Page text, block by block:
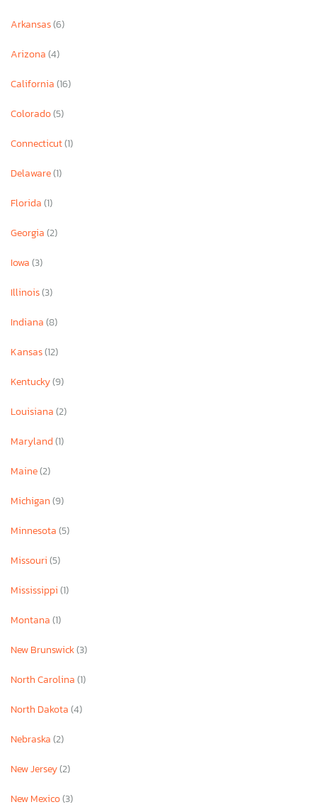
Arkansas(6)
Arizona(4)
California(16)
Colorado(5)
Connecticut(1)
Delaware(1)
Florida(1)
Georgia(2)
Iowa(3)
Illinois(3)
Indiana(8)
Kansas(12)
Kentucky(9)
Louisiana(2)
Maryland(1)
Maine(2)
Michigan(9)
Minnesota(5)
Missouri(5)
Mississippi(1)
Montana(1)
New Brunswick(3)
North Carolina(1)
North Dakota(4)
Nebraska(2)
New Jersey(2)
New Mexico(3)